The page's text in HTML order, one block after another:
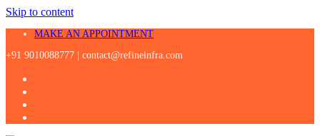
Skip to content
MAKE AN APPOINTMENT
+91 9010088777 | contact@refineinfra.com